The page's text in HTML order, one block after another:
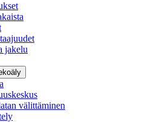
jakelu
välittäminen